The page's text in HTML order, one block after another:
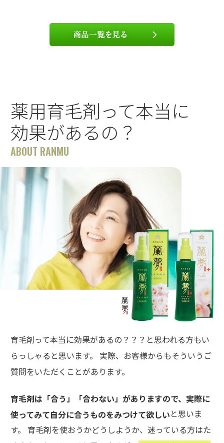
薬用育毛剤って本当に
効果があるの？
ABOUT RANMU
育毛剤って本当に効果があるの？？？と思われる方もい
らっしゃると思います。 実際、お客様からもそういうご
質問をいただくことがあります。
育毛剤は「合う」「合わない」がありますので、実際に
使ってみて自分に合うものをみつけて欲しいと思いま
す。 育毛剤を使おうかどうしようか、迷っている方はた